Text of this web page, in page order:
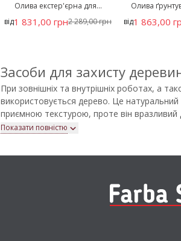
Олива екстер'єрна для...
від1 831,00 грн2 289,00 грн
Олива
від1 863,00
Засоби для захисту
При зовнішніх та внутрішніх роботах, а
використовується дерево. Це натуральний
приємною текстурою, проте він
засоби для захисту деревини, які
Засоби для захисту
Усі засоби для обробки деревини
Показати повністю